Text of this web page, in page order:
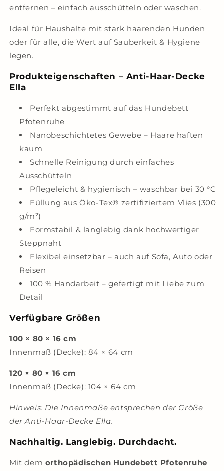
entfernen – einfach ausschütteln oder waschen.
Ideal für Haushalte mit stark haarenden Hunden
oder für alle, die Wert auf Sauberkeit & Hygiene
legen.
Produkteigenschaften – Anti-Haar-Decke
Ella
Perfekt abgestimmt auf das Hundebett
Pfotenruhe
Nanobeschichtetes Gewebe – Haare haften
kaum
Schnelle Reinigung durch einfaches
Ausschütteln
Pflegeleicht & hygienisch – waschbar bei 30 °C
Füllung aus Öko-Tex® zertifiziertem Vlies (300
g/m²)
Formstabil & langlebig dank hochwertiger
Steppnaht
Flexibel einsetzbar – auch auf Sofa, Auto oder
Reisen
100 % Handarbeit – gefertigt mit Liebe zum
Detail
Verfügbare Größen
100 × 80 × 16 cm
Innenmaß (Decke): 84 × 64 cm
120 × 80 × 16 cm
Innenmaß (Decke): 104 × 64 cm
Hinweis: Die Innenmaße entsprechen der Größe
der Anti-Haar-Decke Ella.
Nachhaltig. Langlebig. Durchdacht.
Mit dem orthopädischen Hundebett Pfotenruhe